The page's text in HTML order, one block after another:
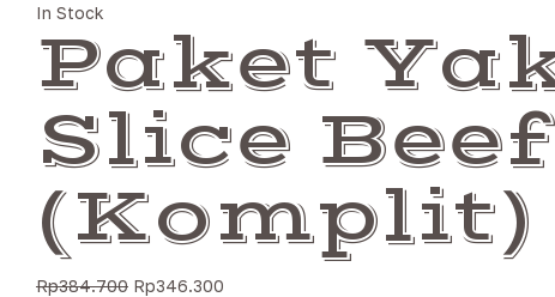
In Stock
Paket
Slice
(Komplit)
Rp384.700 Rp346.300